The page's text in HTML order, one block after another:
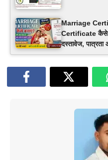
Marriage
Certificate कैसे
दस्तावेज,